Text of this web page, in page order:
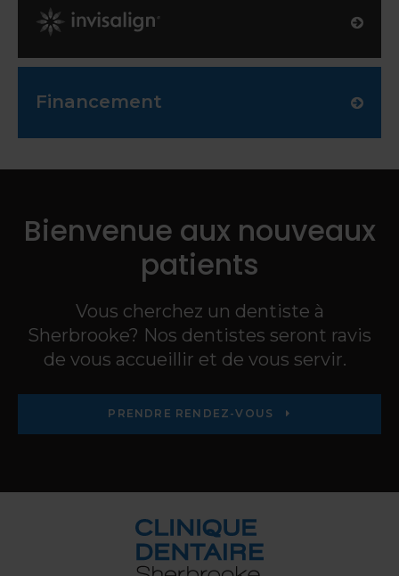
Invisalign Provider
Financement
Bienvenue aux nouveaux
patients
Vous cherchez un dentiste à
Sherbrooke? Nos dentistes seront ravis
de vous accueillir et de vous servir.
PRENDRE RENDEZ-VOUS